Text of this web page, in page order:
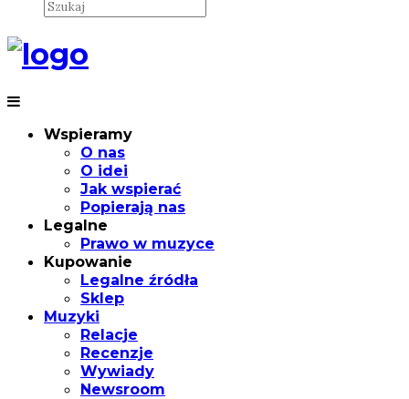
Wspieramy
O nas
O idei
Jak wspierać
Popierają nas
Legalne
Prawo w muzyce
Kupowanie
Legalne źródła
Sklep
Muzyki
Relacje
Recenzje
Wywiady
Newsroom